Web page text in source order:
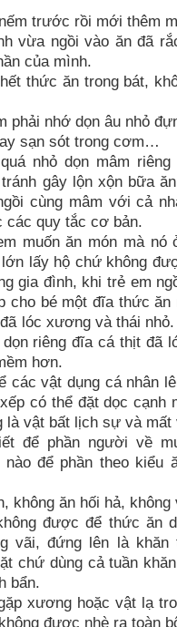
trước rồi mới thêm
vừa ngồi vào ăn đã
của mình.
thức ăn trong bát,
phải nhớ dọn âu nhỏ
sạn sót trong cơm…
nhỏ dọn mâm
gây lộn xộn bữa
cùng mâm với cả
các quy tắc cơ bản.
muốn ăn món mà nó
lấy hộ chứ không
gia đình, khi trẻ em
cho bé một đĩa thức ăn
lóc xương và thái
riêng đĩa cá thịt đã
hơn.
các vật dụng cá nhân
có thể đặt dọc cạnh
là vật bất lịch sự và mất
để phần người về
nào để phần theo kiểu
không ăn hối hả,
được để thức ăn
vãi, đứng lên là khăn
chứ dùng cả tuần
bẩn.
xương hoặc vật lạ
được nhè ra toàn